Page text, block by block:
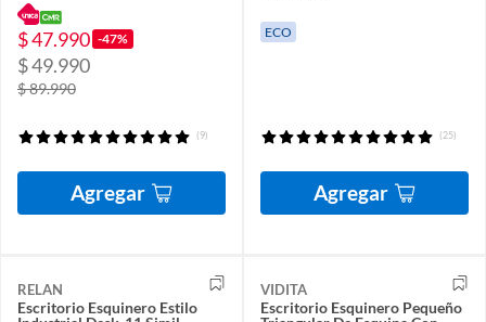
$ 47.990 -47%
$ 49.990
$ 89.990
(9)
Agregar
ECO
(25)
Agregar
RELAN
Escritorio Esquinero Estilo
VIDITA
Escritorio Esquinero Pequeño